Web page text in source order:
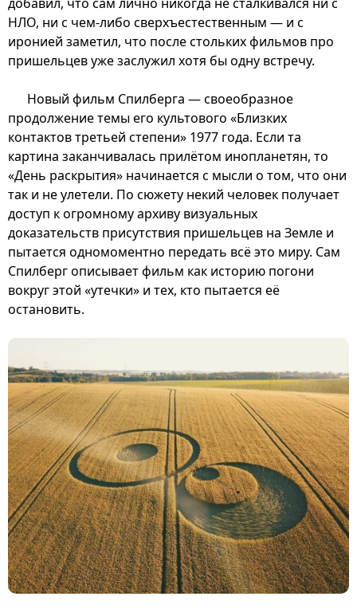
НЛО, ни с чем-либо сверхъестественным — и с
иронией заметил, что после стольких фильмов про
пришельцев уже заслужил хотя бы одну встречу.
Новый фильм Спилберга — своеобразное
продолжение темы его культового «Близких
контактов третьей степени» 1977 года. Если та
картина заканчивалась прилётом инопланетян, то
«День раскрытия» начинается с мысли о том, что они
так и не улетели. По сюжету некий человек получает
доступ к огромному архиву визуальных
доказательств присутствия пришельцев на Земле и
пытается одномоментно передать всё это миру. Сам
Спилберг описывает фильм как историю погони
вокруг этой «утечки» и тех, кто пытается её
остановить.